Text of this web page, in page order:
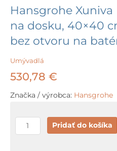
Hansgrohe Xuniva
na dosku, 40×40
bez otvoru na
Umývadlá
530,78 €
Značka / výrobca: Hansgrohe
množstvo
Hansgrohe
Pridať do košíka